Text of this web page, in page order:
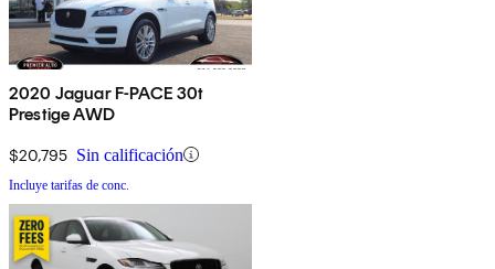
2020 Jaguar F-PACE 30t
Prestige AWD
$20,795 Sin calificación
Incluye tarifas de conc.